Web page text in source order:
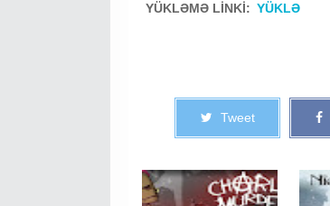
YÜKLƏMƏ LİNKİ: YÜKLƏ
Tweet